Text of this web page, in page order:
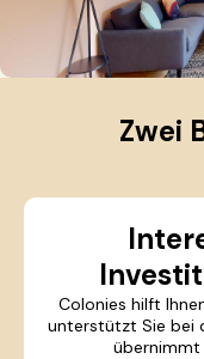
Zwei
Colonies hilft
unterstützt Sie bei
übernimmt